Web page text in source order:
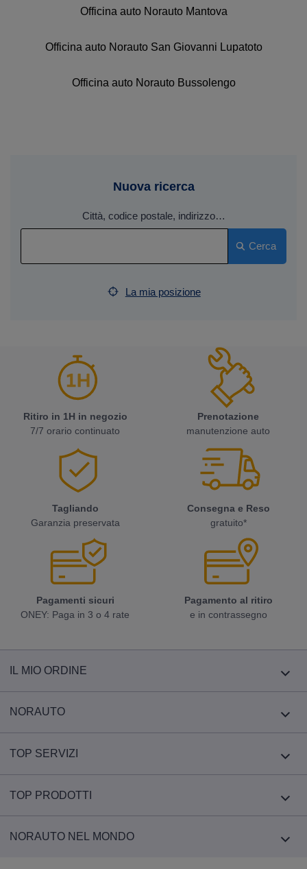
Officina auto Norauto Mantova
Officina auto Norauto San Giovanni Lupatoto
Officina auto Norauto Bussolengo
Nuova ricerca
Città, codice postale, indirizzo…
Cerca
La mia posizione
IL MIO ORDINE
NORAUTO
TOP SERVIZI
TOP PRODOTTI
NORAUTO NEL MONDO
Ritiro in 1H in negozio
7/7 orario continuato
Prenotazione
manutenzione auto
Tagliando
Garanzia preservata
Consegna e Reso
gratuito*
Pagamenti sicuri
ONEY: Paga in 3 o 4 rate
Pagamento al ritiro
e in contrassegno